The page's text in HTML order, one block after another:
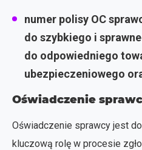
numer polisy OC
do szybkiego i
do odpowiedniego
ubezpieczeniowego
Oświadczenie
Oświadczenie sprawcy jest
kluczową rolę w procesie